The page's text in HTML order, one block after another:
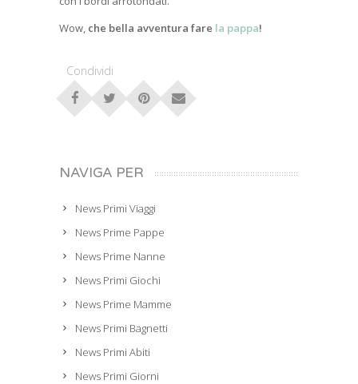
Wow, che bella avventura fare la pappa!
Condividi
NAVIGA PER
News Primi Viaggi
News Prime Pappe
News Prime Nanne
News Primi Giochi
News Prime Mamme
News Primi Bagnetti
News Primi Abiti
News Primi Giorni